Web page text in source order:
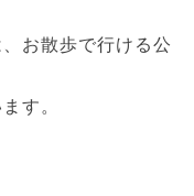
お散歩で行ける公
す。